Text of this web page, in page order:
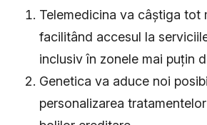
Telemedicina va câștiga tot
facilitând accesul la
inclusiv în zonele mai puțin
Genetica va aduce noi
personalizarea